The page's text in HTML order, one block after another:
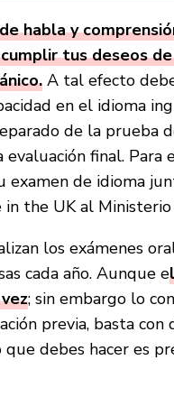
habla y
tus deseos
A tal efecto
en el idioma
de la prueba
evaluación final.
de idioma
in the UK al
los exámenes
cada año. Aunque e
; sin embargo lo
previa, basta
debes hacer es